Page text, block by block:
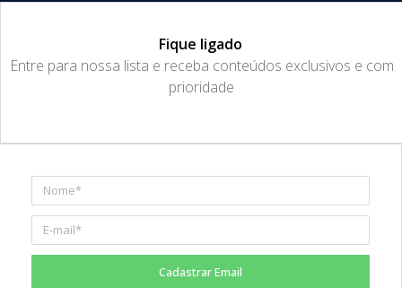
Fique ligado
​Entre para nossa lista e receba conteúdos exclusivos e com
prioridade
Cadastrar Email